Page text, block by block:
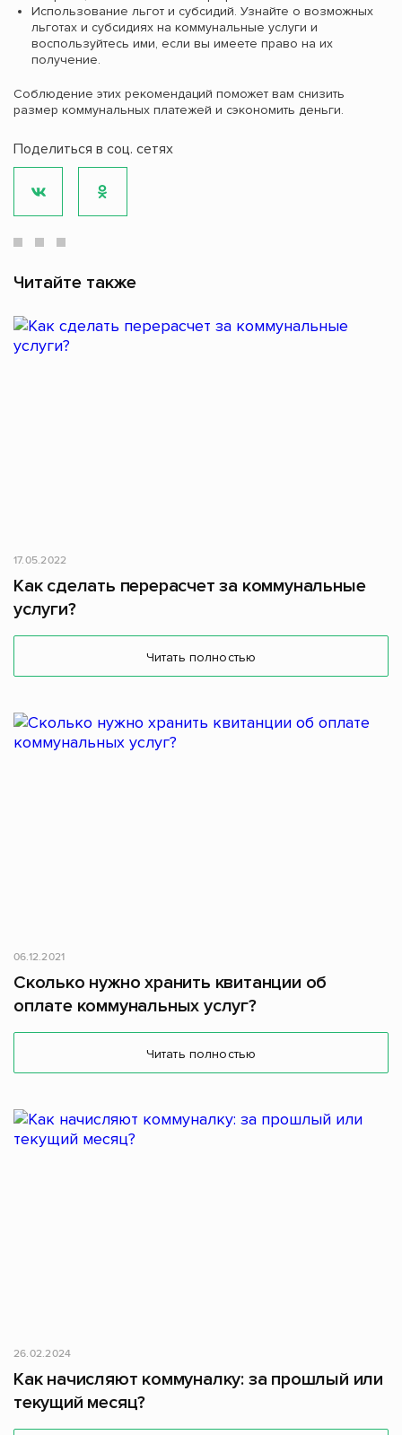
Использование льгот и субсидий. Узнайте о возможных
льготах и субсидиях на коммунальные услуги и
воспользуйтесь ими, если вы имеете право на их
получение.
Соблюдение этих рекомендаций поможет вам снизить
размер коммунальных платежей и сэкономить деньги.
Поделиться в соц. сетях
Читайте также
17.05.2022
Как сделать перерасчет за коммунальные
услуги?
Читать полностью
06.12.2021
Сколько нужно хранить квитанции об
оплате коммунальных услуг?
Читать полностью
26.02.2024
Как начисляют коммуналку: за прошлый или
текущий месяц?